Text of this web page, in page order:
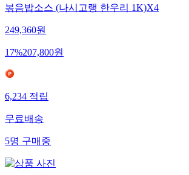
볶음밥소스 (나시고랭 한우리 1K)X4
249,360원
17%207,800원
6,234 적립
무료배송
5명 구매중